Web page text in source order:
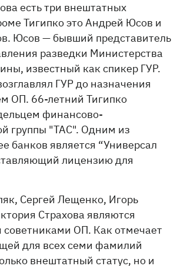
есть три внештатных
Тигипко это Андрей Юсов и
Юсов — бывший представитель
разведки Министерства
известный как спикер ГУР.
ГУР до назначения
ОП. 66-летний Тигипко
финансово-
группы "ТАС". Одним из
банков является “Универсал
лицензию для
Сергей Лещенко, Игорь
Страхова являются
ОП. Как отмечает
для всех семи фамилий
внештатный статус, но и